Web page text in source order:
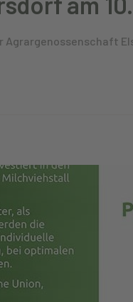
Agrargenossenschaft